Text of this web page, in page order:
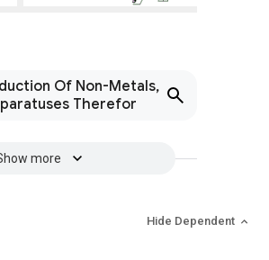
Of Non-Metals,
Therefor
more
Hide Dependent